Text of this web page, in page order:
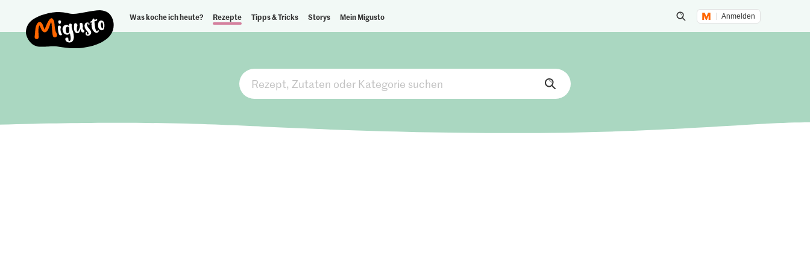
Was koche ich heute? Rezepte Tipps & Tricks Storys Mein Migusto
Suche öffnen
Anmelden